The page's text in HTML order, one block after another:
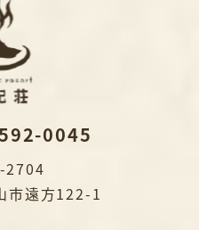
0045
2704
市遠方122-1